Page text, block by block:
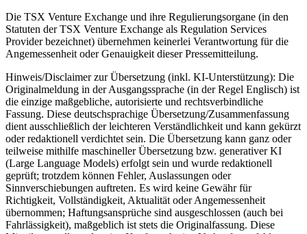
Die TSX Venture Exchange und ihre Regulierungsorgane (in den
Statuten der TSX Venture Exchange als Regulation Services
Provider bezeichnet) übernehmen keinerlei Verantwortung für die
Angemessenheit oder Genauigkeit dieser Pressemitteilung.
Hinweis/Disclaimer zur Übersetzung (inkl. KI-Unterstützung): Die
Originalmeldung in der Ausgangssprache (in der Regel Englisch) ist
die einzige maßgebliche, autorisierte und rechtsverbindliche
Fassung. Diese deutschsprachige Übersetzung/Zusammenfassung
dient ausschließlich der leichteren Verständlichkeit und kann gekürzt
oder redaktionell verdichtet sein. Die Übersetzung kann ganz oder
teilweise mithilfe maschineller Übersetzung bzw. generativer KI
(Large Language Models) erfolgt sein und wurde redaktionell
geprüft; trotzdem können Fehler, Auslassungen oder
Sinnverschiebungen auftreten. Es wird keine Gewähr für
Richtigkeit, Vollständigkeit, Aktualität oder Angemessenheit
übernommen; Haftungsansprüche sind ausgeschlossen (auch bei
Fahrlässigkeit), maßgeblich ist stets die Originalfassung. Diese